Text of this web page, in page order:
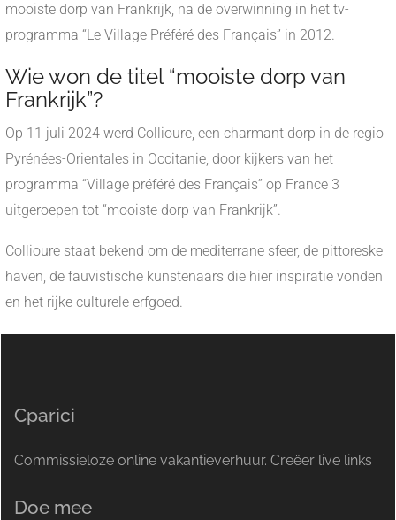
mooiste dorp van Frankrijk, na de overwinning in het tv-
programma “Le Village Préféré des Français” in 2012.
Wie won de titel “mooiste dorp van
Frankrijk”?
Op 11 juli 2024 werd Collioure, een charmant dorp in de regio
Pyrénées-Orientales in Occitanie, door kijkers van het
programma “Village préféré des Français” op France 3
uitgeroepen tot “mooiste dorp van Frankrijk”.
Collioure staat bekend om de mediterrane sfeer, de pittoreske
haven, de fauvistische kunstenaars die hier inspiratie vonden
en het rijke culturele erfgoed.
Cparici
Commissieloze online vakantieverhuur. Creëer live links
Doe mee